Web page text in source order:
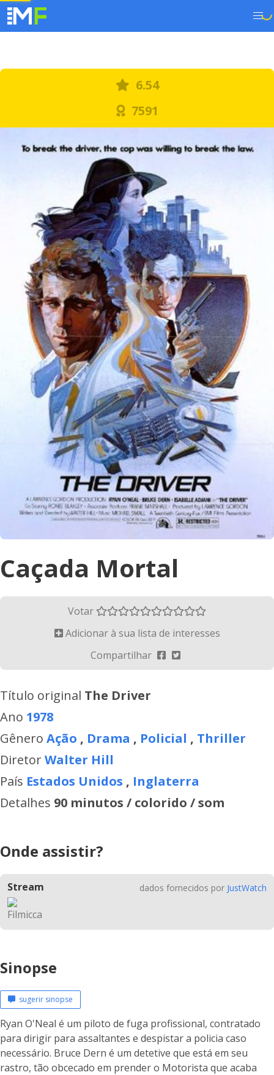
6.54
7591
Caçada Mortal
Votar
Adicionar à sua lista de interesses
Compartilhar
Título original The Driver
Ano 1978
Gênero Ação , Drama , Policial , Thriller
DiretorWalter Hill
País Estados Unidos , Inglaterra
Detalhes 90 minutos / colorido / som
Onde assistir?
Stream dados fornecidos por JustWatch
Sinopse
sugerir sinopse
Ryan O'Neal é um piloto de fuga profissional, contratado
para dirigir para assaltantes e despistar a policia caso
necessário. Bruce Dern é um detetive que está em seu
rastro, tão obcecado em prender o Motorista que acaba